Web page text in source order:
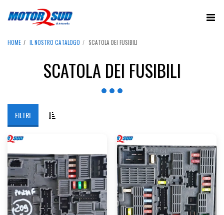
HOME IL NOSTRO CATALOGO SCATOLA DEI FUSIBILI
SCATOLA DEI FUSIBILI
FILTRI